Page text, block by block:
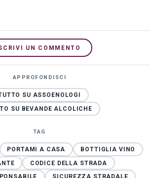
UN COMMENTO
APPROFONDISCI
SU ASSOENOLOGI
SU BEVANDE ALCOLICHE
TAG
PORTAMI A CASA
BOTTIGLIA VINO
CODICE DELLA STRADA